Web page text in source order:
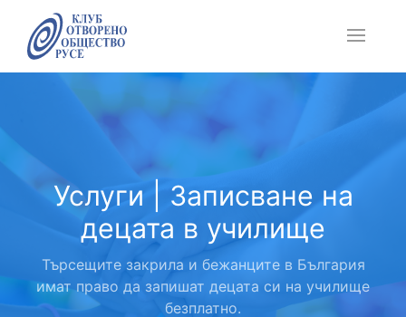
Услуги | Записване на
децата в училище
Търсещите закрила и бежанците в България
имат право да запишат децата си на училище
безплатно.